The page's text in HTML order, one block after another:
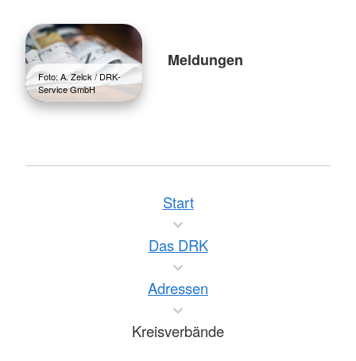
Foto: A. Zelck / DRK-
Service GmbH
Meldungen
Start
Das DRK
Adressen
Kreisverbände